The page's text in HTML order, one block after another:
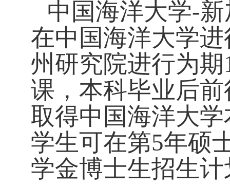
中国海洋大学-新
在中国海洋大学
州研究院进行为
课，本科毕业后
取得中国海洋大
学生可在第5年硕
学金博士生招生计